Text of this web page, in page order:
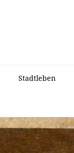
Stadtleben